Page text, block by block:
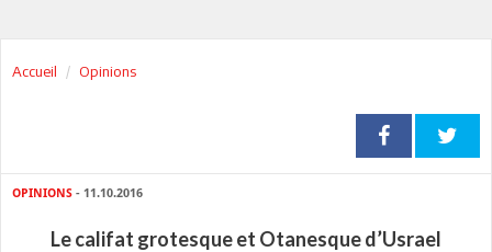
Accueil Opinions
OPINIONS - 11.10.2016
Le califat grotesque et Otanesque d’Usrael